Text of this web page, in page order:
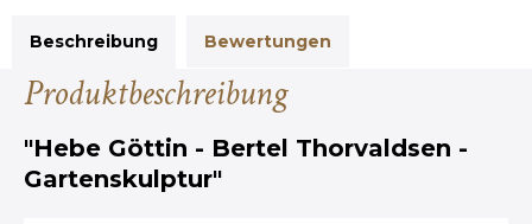
Beschreibung Bewertungen
Produktbeschreibung
"Hebe Göttin - Bertel Thorvaldsen -
Gartenskulptur"